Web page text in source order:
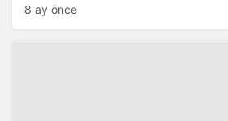
8 ay önce